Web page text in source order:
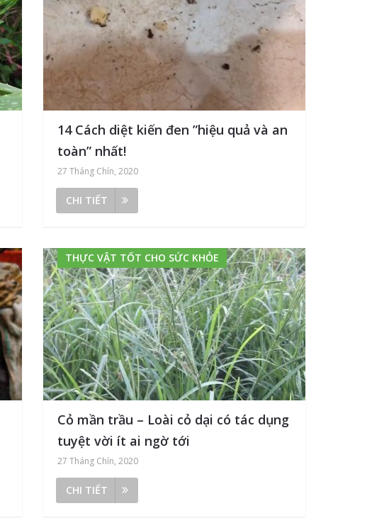
14 Cách diệt kiến đen ”hiệu quả và an
toàn” nhất!
27 Tháng Chín, 2020
CHI TIẾT
THỰC VẬT TỐT CHO SỨC KHỎE
Cỏ mần trầu – Loài cỏ dại có tác dụng
tuyệt vời ít ai ngờ tới
27 Tháng Chín, 2020
CHI TIẾT